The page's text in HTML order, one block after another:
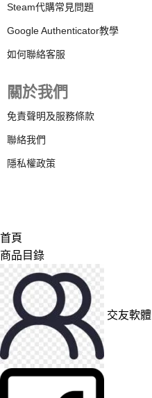
Steam代購常見問題
Google Authenticator教學
如何聯絡客服
關於我們
免責聲明及服務條款
聯絡我們
隱私權政策
首頁
商品目錄
交友軟體